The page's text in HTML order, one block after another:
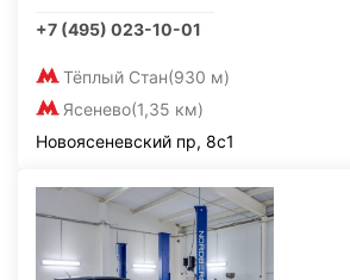
+7 (495) 023-10-01
Тёплый Стан(930 м)
Ясенево(1,35 км)
Новоясеневский пр, 8с1